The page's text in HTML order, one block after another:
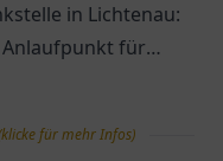
in Lichtenau:
für
auf
für mehr Infos)